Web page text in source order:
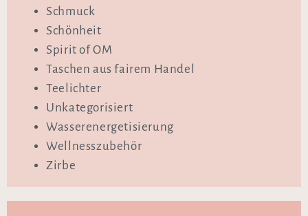
Schmuck
Schönheit
Spirit of OM
Taschen aus fairem Handel
Teelichter
Unkategorisiert
Wasserenergetisierung
Wellnesszubehör
Zirbe